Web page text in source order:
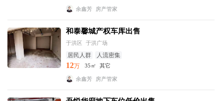
余鑫芳 房产管家
和泰馨城产权车库出售
于洪区 于洪广场
居民人群 人流密集
12万 35㎡ 其它
余鑫芳 房产管家